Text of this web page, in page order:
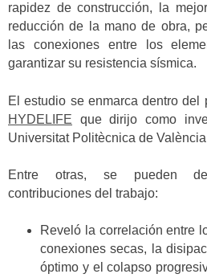
rapidez de construcción, la
reducción de la mano de obra,
las conexiones entre los
garantizar su resistencia sísmica.
El estudio se enmarca dentro del
HYDELIFE que dirijo como
Universitat Politècnica de
Entre otras, se pueden
contribuciones del trabajo:
Reveló la correlación entre
conexiones secas, la
óptimo y el colapso